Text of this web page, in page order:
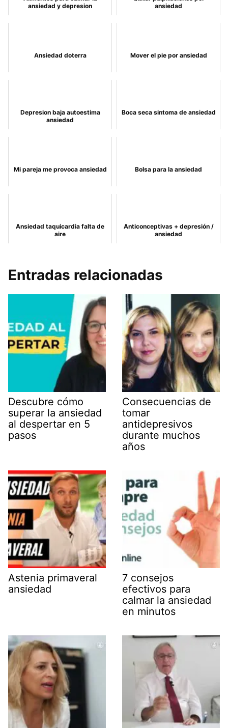
ansiedad y depresion
ansiedad
Ansiedad doterra Mover el pie por ansiedad
Depresion baja autoestima
ansiedad
Boca seca sintoma de ansiedad
Mi pareja me provoca ansiedad Bolsa para la ansiedad
Ansiedad taquicardia falta de
aire
Anticonceptivas + depresión /
ansiedad
Entradas relacionadas
Descubre cómo
superar la ansiedad
al despertar en 5
pasos
Consecuencias de
tomar
antidepresivos
durante muchos
años
Astenia primaveral
ansiedad
7 consejos
efectivos para
calmar la ansiedad
en minutos